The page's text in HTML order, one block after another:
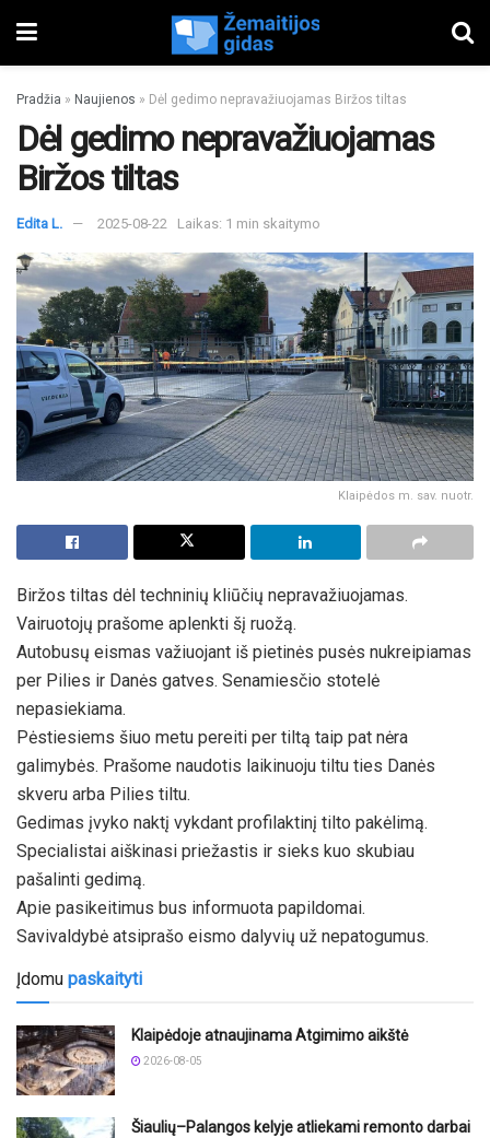
Pradžia » Naujienos » Dėl gedimo nepravažiuojamas Biržos tiltas
Dėl gedimo nepravažiuojamas
Biržos tiltas
Edita L. 2025-08-22 Laikas: 1 min skaitymo
Klaipėdos m. sav. nuotr.
Biržos tiltas dėl techninių kliūčių nepravažiuojamas.
Vairuotojų prašome aplenkti šį ruožą.
Autobusų eismas važiuojant iš pietinės pusės nukreipiamas
per Pilies ir Danės gatves. Senamiesčio stotelė
nepasiekiama.
Pėstiesiems šiuo metu pereiti per tiltą taip pat nėra
galimybės. Prašome naudotis laikinuoju tiltu ties Danės
skveru arba Pilies tiltu.
Gedimas įvyko naktį vykdant profilaktinį tilto pakėlimą.
Specialistai aiškinasi priežastis ir sieks kuo skubiau
pašalinti gedimą.
Apie pasikeitimus bus informuota papildomai.
Savivaldybė atsiprašo eismo dalyvių už nepatogumus.
Įdomu paskaityti
Klaipėdoje atnaujinama Atgimimo aikštė
2026-08-05
Šiaulių–Palangos kelyje atliekami remonto darbai